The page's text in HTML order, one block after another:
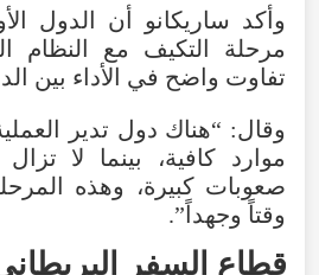
وأكد ساريكانو أن الدول
مرحلة
التكيف مع النظام
تفاوت واضح في الأداء بين
وقال: “هناك دول تدير
موارد
كافية، بينما لا تزال
صعوبات كبيرة، وهذه
وقتاً وجهداً ”.
قطاع السفر